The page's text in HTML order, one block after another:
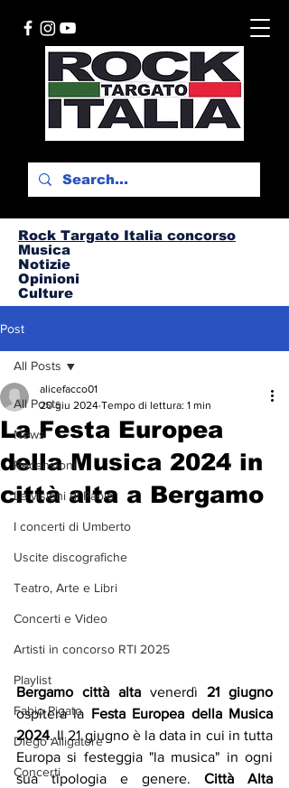
Rock Targato Italia concorso
Musica
Notizie
Opinioni
Culture
Post
All Posts
News
Recensioni
Le visioni di Paolo
I concerti di Umberto
Uscite discografiche
Teatro, Arte e Libri
Concerti e Video
Artisti in concorso RTI 2025
Playlist
Fabio Pigato
Diego Alligatore
Concerti
All Posts
La Festa Europea
della Musica 2024 in
città alta a Bergamo
alicefacco01
20 giu 2024 Tempo di lettura: 1 min
Bergamo città alta venerdì 21 giugno
ospiterà la Festa Europea della Musica
2024. Il 21 giugno è la data in cui in tutta
Europa si festeggia "la musica" in ogni
sua tipologia e genere.
Città Alta